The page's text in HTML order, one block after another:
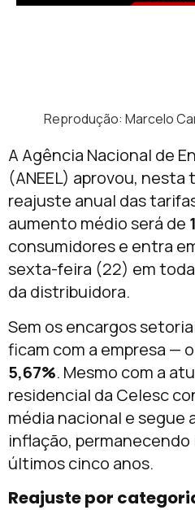
Reprodução: Marcelo
A Agência Nacional de
(ANEEL) aprovou,
reajuste anual das
aumento médio será de
consumidores e entra
sexta-feira (22) em
da distribuidora.
Sem os encargos
ficam com a empresa —
5,67%. Mesmo com a
residencial da Celesc
média nacional e segue
inflação, permanecendo
últimos cinco anos.
Reajuste por